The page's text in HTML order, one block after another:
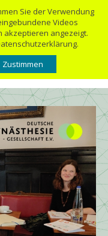
Sie der Verwendung
Videos
akzeptieren angezeigt.
Zustimmen